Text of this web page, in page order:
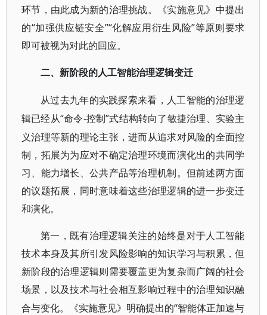
环节，由此成为新的治理挑战。《实施意见》中提出
的“加强供应链安全”“化解应用衍生风险”等原则要求
即可被视为对此的回应。
二、新阶段的人工智能治理逻辑变迁
从过去九年的实践探索来看，人工智能的治理逻
辑已经从“命令-控制”式结构转向了敏捷治理、实验主
义治理等新的理论主张，进而从追求对风险的全面控
制，拓展为为应对不确定治理环境而演化出的共同学
习、能力增长、公共产品等治理机制。但前述两方面
的议题拓展，同时意味着这些治理逻辑的进一步变迁
和演化。
第一，既有治理逻辑关注的始终是对于人工智能
技术本身及其所引发风险影响的知识学习与积累，但
新阶段的治理逻辑则需要覆盖更为复杂而广阔的社会
场景，以及技术与社会相互影响过程中的治理知识融
合与变化。《实施意见》明确提出的“智能体正加速与